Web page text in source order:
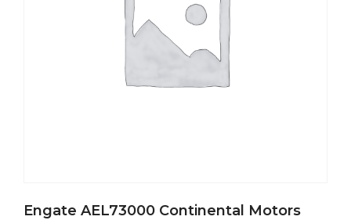
Engate AEL73000 Continental Motors